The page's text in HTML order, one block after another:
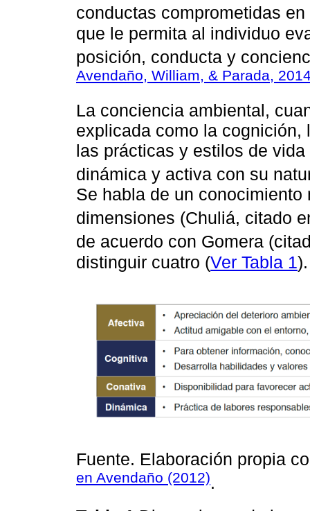
conductas comprometidas
que le permita al individuo
posición, conducta y
Avendaño, William, & Parada,
La conciencia ambiental,
explicada como la
las prácticas y estilos de
dinámica y activa con su
Se habla de un
dimensiones (Chuliá, citado
de acuerdo con Gomera
distinguir cuatro (Ver Tabla 1).
Fuente. Elaboración propia
en Avendaño (2012).